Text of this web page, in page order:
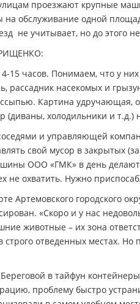
проезжают крупные
обслуживание одной
не учитывает, но до этого
часов. Понимаем, что у
рассадник насекомых и
Картина удручающая,
(диваны, холодильники и т.д.)
и управляющей
свой мусор в закрытых
ООО «ГМК» в день
не охватить. Нужно
Артемовского городского
«Скоро и у нас
животные – их зона
отведенных местах. Но
в тайфун
проблему быстро